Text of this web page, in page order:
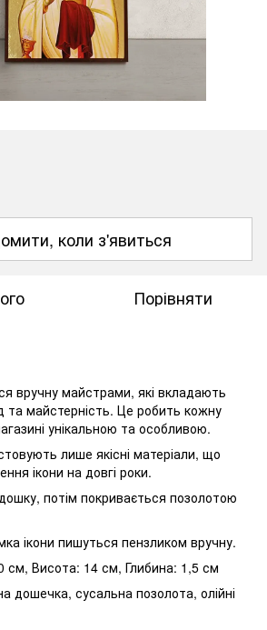
коли з'явиться
Порівняти
вручну майстрами, які вкладають
та майстерність. Це робить кожну
унікальною та особливою.
лише якісні матеріали, що
ікони на довгі роки.
потім покривається позолотою
ікони пишуться пензликом вручну.
см, Висота: 14 см, Глибина: 1,5 см
дошечка, сусальна позолота, олійні